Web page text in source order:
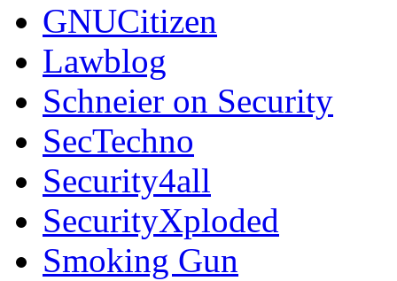
GNUCitizen
Lawblog
Schneier on Security
SecTechno
Security4all
SecurityXploded
Smoking Gun